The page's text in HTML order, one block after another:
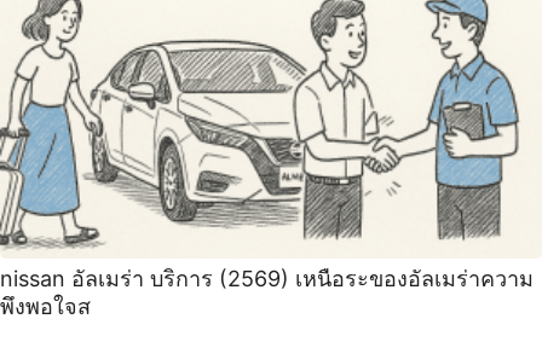
nissan อัลเมร่า บริการ (2569) เหนือระของอัลเมร่าความ
พึงพอใจส